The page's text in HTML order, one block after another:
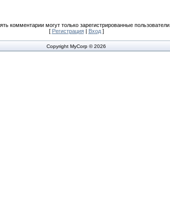
комментарии могут только зарегистрированные пользователи.
[ Регистрация| Вход]
Copyright MyCorp © 2026